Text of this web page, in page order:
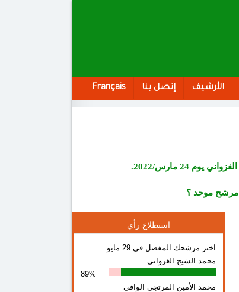
الأرشيف إتصل بنا Français
24 مارس/2022.
مرشح موحد ؟
استطلاع رأي
اختر مرشحك المفضل في 29 مايو
محمد الشيخ الغزواني
89%
محمد الأمين المرتجي الوافي